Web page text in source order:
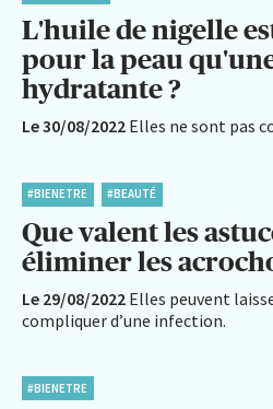
L'huile de nigelle
pour la peau
hydratante ?
Le 30/08/2022 Elles ne sont pas
#BIENETRE #BEAUTÉ
Que valent les
éliminer les
Le 29/08/2022 Elles peuvent
compliquer d’une infection.
#BIENETRE